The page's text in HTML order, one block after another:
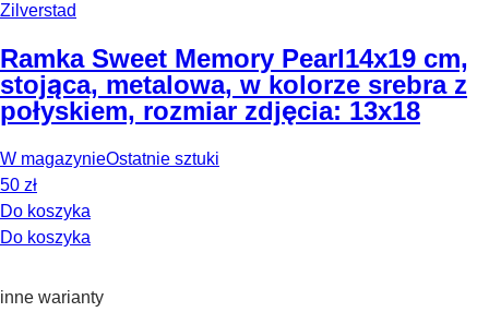
Zilverstad
Ramka Sweet Memory Pearl14x19 cm,
stojąca, metalowa, w kolorze srebra z
połyskiem, rozmiar zdjęcia: 13x18
W magazynieOstatnie sztuki
50 zł
Do koszyka
Do koszyka
inne warianty